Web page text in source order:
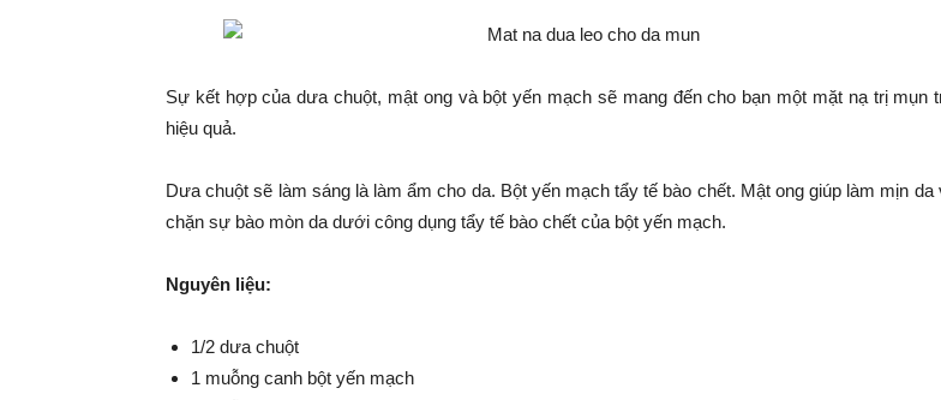
Sự kết hợp của dưa chuột, mật ong và bột yến mạch sẽ mang đến cho bạn một mặt nạ trị mụn
hiệu quả.
Dưa chuột sẽ làm sáng là làm ẩm cho da. Bột yến mạch tẩy tế bào chết. Mật ong giúp làm mịn da
chặn sự bào mòn da dưới công dụng tẩy tế bào chết của bột yến mạch.
Nguyên liệu:
1/2 dưa chuột
1 muỗng canh bột yến mạch